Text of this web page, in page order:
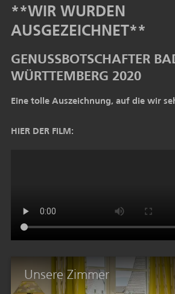
**WIR WURDEN
AUSGEZEICHNET**
GENUSSBOTSCHAFTER
WÜRTTEMBERG 2020
Eine tolle Auszeichnung, auf die wir
HIER DER FILM:
Unsere Zimmer